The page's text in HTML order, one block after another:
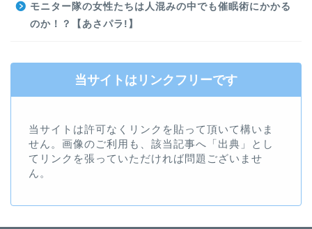
モニター隊の女性たちは人混みの中でも催眠術にかかる
のか！？【あさパラ!】
当サイトはリンクフリーです
当サイトは許可なくリンクを貼って頂いて構いま
せん。画像のご利用も、該当記事へ「出典」とし
てリンクを張っていただければ問題ございませ
ん。